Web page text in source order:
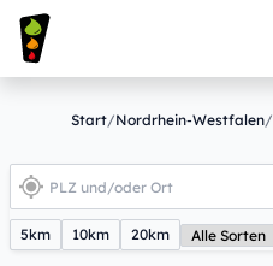
Start/Nordrhein-Westfalen/
5km 10km 20km